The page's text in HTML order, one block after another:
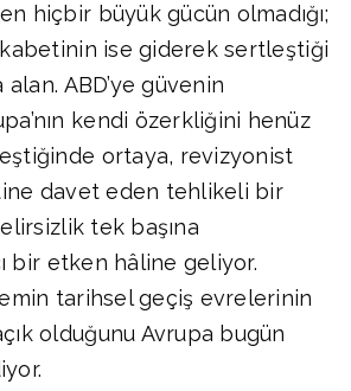
hiçbir büyük gücün olmadığı;
ise giderek sertleştiği
ABD’ye güvenin
kendi özerkliğini henüz
ortaya, revizyonist
davet eden tehlikeli bir
tek başına
bir etken hâline geliyor.
tarihsel geçiş evrelerinin
olduğunu Avrupa bugün